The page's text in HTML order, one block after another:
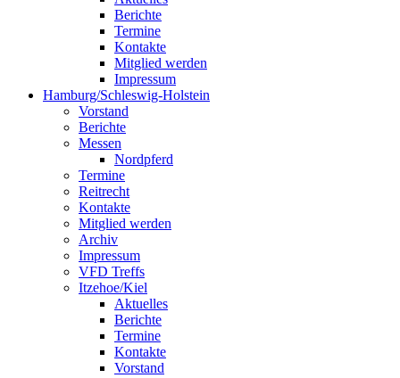
Berichte
Termine
Kontakte
Mitglied werden
Impressum
Hamburg/Schleswig-Holstein
Vorstand
Berichte
Messen
Nordpferd
Termine
Reitrecht
Kontakte
Mitglied werden
Archiv
Impressum
VFD Treffs
Itzehoe/Kiel
Aktuelles
Berichte
Termine
Kontakte
Vorstand